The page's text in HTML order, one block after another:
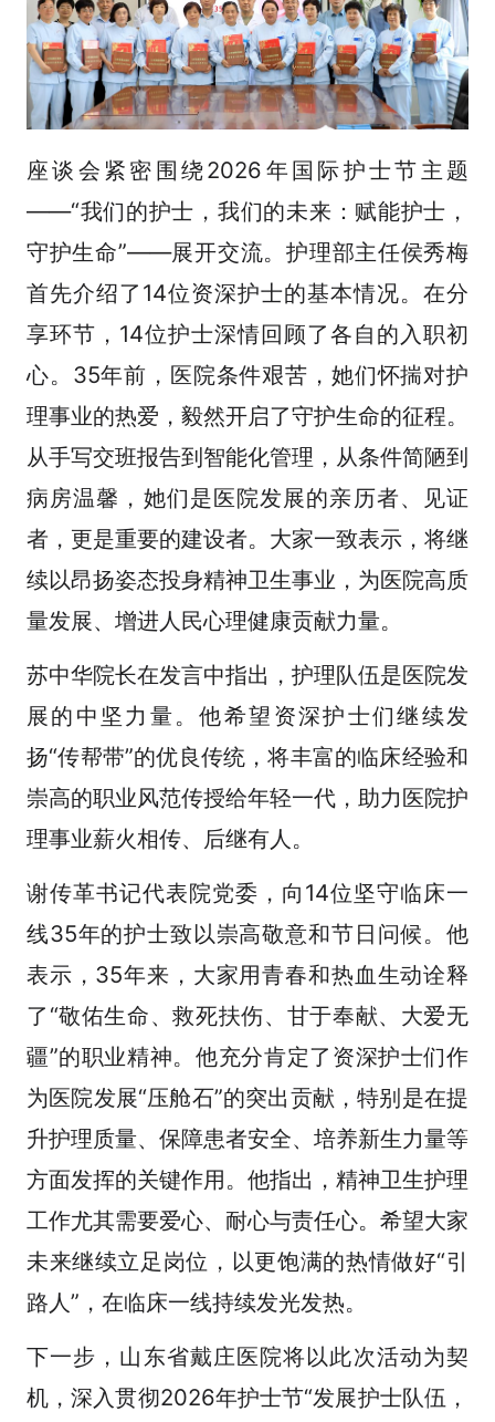
座谈会紧密围绕2026年国际护士节主题
——“我们的护士，我们的未来：赋能护士，
守护生命”——展开交流。护理部主任侯秀梅
首先介绍了14位资深护士的基本情况。在分
享环节，14位护士深情回顾了各自的入职初
心。35年前，医院条件艰苦，她们怀揣对护
理事业的热爱，毅然开启了守护生命的征程。
从手写交班报告到智能化管理，从条件简陋到
病房温馨，她们是医院发展的亲历者、见证
者，更是重要的建设者。大家一致表示，将继
续以昂扬姿态投身精神卫生事业，为医院高质
量发展、增进人民心理健康贡献力量。
苏中华院长在发言中指出，护理队伍是医院发
展的中坚力量。他希望资深护士们继续发
扬“传帮带”的优良传统，将丰富的临床经验和
崇高的职业风范传授给年轻一代，助力医院护
理事业薪火相传、后继有人。
谢传革书记代表院党委，向14位坚守临床一
线35年的护士致以崇高敬意和节日问候。他
表示，35年来，大家用青春和热血生动诠释
了“敬佑生命、救死扶伤、甘于奉献、大爱无
疆”的职业精神。他充分肯定了资深护士们作
为医院发展“压舱石”的突出贡献，特别是在提
升护理质量、保障患者安全、培养新生力量等
方面发挥的关键作用。他指出，精神卫生护理
工作尤其需要爱心、耐心与责任心。希望大家
未来继续立足岗位，以更饱满的热情做好“引
路人”，在临床一线持续发光发热。
下一步，山东省戴庄医院将以此次活动为契
机，深入贯彻2026年护士节“发展护士队伍，